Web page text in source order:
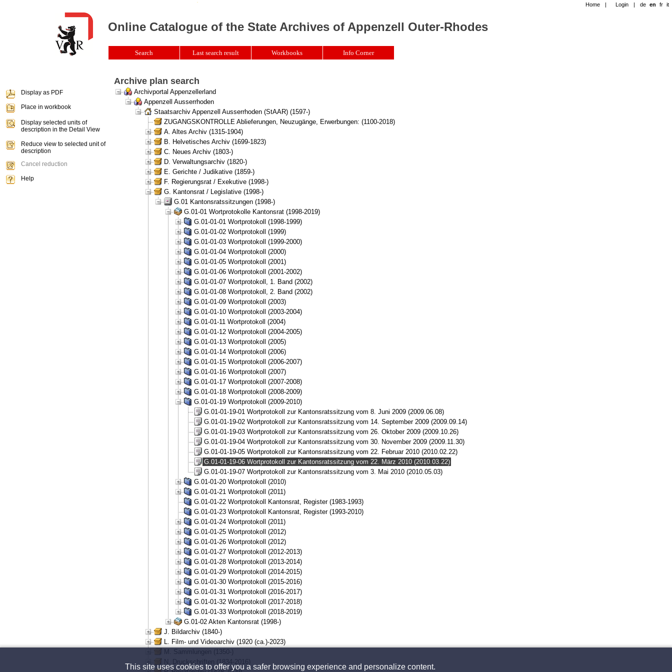
Archive plan search
Archivportal Appenzellerland
Appenzell Ausserrhoden
Staatsarchiv Appenzell Ausserrhoden (StAAR) (1597-)
ZUGANGSKONTROLLE Ablieferungen, Neuzugänge, Erwerbungen: (1100-2018)
A. Altes Archiv (1315-1904)
B. Helvetisches Archiv (1699-1823)
C. Neues Archiv (1803-)
D. Verwaltungsarchiv (1820-)
E. Gerichte / Judikative (1859-)
F. Regierungsrat / Exekutive (1998-)
G. Kantonsrat / Legislative (1998-)
G.01 Kantonsratssitzungen (1998-)
G.01-01 Wortprotokolle Kantonsrat (1998-2019)
G.01-01-01 Wortprotokoll (1998-1999)
G.01-01-02 Wortprotokoll (1999)
G.01-01-03 Wortprotokoll (1999-2000)
G.01-01-04 Wortprotokoll (2000)
G.01-01-05 Wortprotokoll (2001)
G.01-01-06 Wortprotokoll (2001-2002)
G.01-01-07 Wortprotokoll, 1. Band (2002)
G.01-01-08 Wortprotokoll, 2. Band (2002)
G.01-01-09 Wortprotokoll (2003)
G.01-01-10 Wortprotokoll (2003-2004)
G.01-01-11 Wortprotokoll (2004)
G.01-01-12 Wortprotokoll (2004-2005)
G.01-01-13 Wortprotokoll (2005)
G.01-01-14 Wortprotokoll (2006)
G.01-01-15 Wortprotokoll (2006-2007)
G.01-01-16 Wortprotokoll (2007)
G.01-01-17 Wortprotokoll (2007-2008)
G.01-01-18 Wortprotokoll (2008-2009)
G.01-01-19 Wortprotokoll (2009-2010)
G.01-01-19-01 Wortprotokoll zur Kantonsratssitzung vom 8. Juni 2009 (2009.06.08)
G.01-01-19-02 Wortprotokoll zur Kantonsratssitzung vom 14. September 2009 (2009.09.14)
G.01-01-19-03 Wortprotokoll zur Kantonsratssitzung vom 26. Oktober 2009 (2009.10.26)
G.01-01-19-04 Wortprotokoll zur Kantonsratssitzung vom 30. November 2009 (2009.11.30)
G.01-01-19-05 Wortprotokoll zur Kantonsratssitzung vom 22. Februar 2010 (2010.02.22)
G.01-01-19-06 Wortprotokoll zur Kantonsratssitzung vom 22. März 2010 (2010.03.22)
G.01-01-19-07 Wortprotokoll zur Kantonsratssitzung vom 3. Mai 2010 (2010.05.03)
G.01-01-20 Wortprotokoll (2010)
G.01-01-21 Wortprotokoll (2011)
G.01-01-22 Wortprotokoll Kantonsrat, Register (1983-1993)
G.01-01-23 Wortprotokoll Kantonsrat, Register (1993-2010)
G.01-01-24 Wortprotokoll (2011)
G.01-01-25 Wortprotokoll (2012)
G.01-01-26 Wortprotokoll (2012)
G.01-01-27 Wortprotokoll (2012-2013)
G.01-01-28 Wortprotokoll (2013-2014)
G.01-01-29 Wortprotokoll (2014-2015)
G.01-01-30 Wortprotokoll (2015-2016)
G.01-01-31 Wortprotokoll (2016-2017)
G.01-01-32 Wortprotokoll (2017-2018)
G.01-01-33 Wortprotokoll (2018-2019)
G.01-02 Akten Kantonsrat (1998-)
J. Bildarchiv (1840-)
L. Film- und Videoarchiv (1920 (ca.)-2023)
M. Sammlungen (1350-)
N. Druckschriften (1834-2016)
Home | Login | de en fr it
Online Catalogue of the State Archives of Appenzell Outer-Rhodes
Search Last search result Workbooks Info Corner
Display as PDF
Place in workbook
Display selected units of
description in the Detail View
Reduce view to selected unit of
description
Cancel reduction
Help
This site uses cookies to offer you a safer browsing experience and personalize content.